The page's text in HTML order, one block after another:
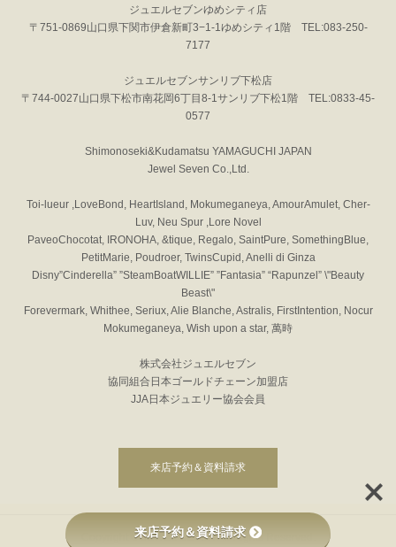
ジュエルセブンゆめシティ店
〒751-0869山口県下関市伊倉新町3−1-1ゆめシティ1階 TEL:083-250-
7177
ジュエルセブンサンリブ下松店
〒744-0027山口県下松市南花岡6丁目8-1サンリブ下松1階 TEL:0833-45-
0577
Shimonoseki&Kudamatsu YAMAGUCHI JAPAN
Jewel Seven Co.,Ltd.
Toi-lueur ,LoveBond, HeartIsland, Mokumeganeya, AmourAmulet, Cher-
Luv, Neu Spur ,Lore Novel
PaveoChocotat, IRONOHA, &tique, Regalo, SaintPure, SomethingBlue,
PetitMarie, Poudroer, TwinsCupid, Anelli di Ginza
Disny”Cinderella” ”SteamBoatWILLIE” ”Fantasia” “Rapunzel” \"Beauty
Beast\"
Forevermark, Whithee, Seriux, Alie Blanche, Astralis, FirstIntention, Nocur
Mokumeganeya, Wish upon a star, 萬時
株式会社ジュエルセブン
協同組合日本ゴールドチェーン加盟店
JJA日本ジュエリー協会会員
来店予約＆資料請求
Copyright © JEWEL SEVEN All Rights Reserved.
来店予約＆資料請求